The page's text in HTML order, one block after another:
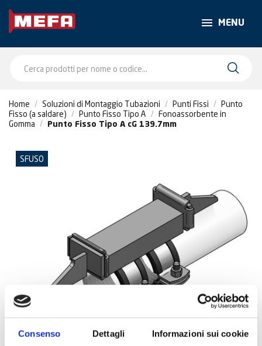
Consenso Dettagli Informazioni sui cookie
MENU
Home Soluzioni di Montaggio Tubazioni Punti Fissi
Punto
Fisso (a saldare)
Punto Fisso Tipo A
Fonoassorbente in
Gomma
Punto Fisso Tipo A cG 139.7mm
SFUSO